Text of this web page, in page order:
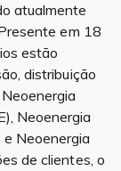
atualmente
em 18
estão
distribuição
Neoenergia
Neoenergia
de clientes, o